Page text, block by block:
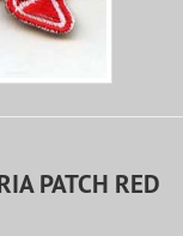
PATCH RED